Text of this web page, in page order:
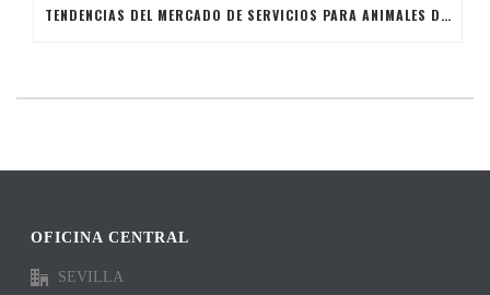
TENDENCIAS DEL MERCADO DE SERVICIOS PARA ANIMALES DE COMPAÑÍA
OFICINA CENTRAL
SEVILLA